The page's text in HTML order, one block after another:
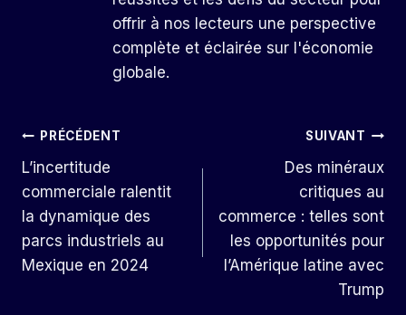
offrir à nos lecteurs une perspective
complète et éclairée sur l'économie
globale.
Navigation
De
L’article
PRÉCÉDENT
L’incertitude
commerciale ralentit
la dynamique des
parcs industriels au
Mexique en 2024
SUIVANT
Des minéraux
critiques au
commerce : telles sont
les opportunités pour
l’Amérique latine avec
Trump